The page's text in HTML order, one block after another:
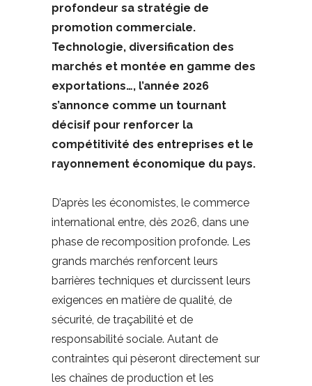
profondeur sa stratégie de
promotion commerciale.
Technologie, diversification des
marchés et montée en gamme des
exportations…, l’année 2026
s’annonce comme un tournant
décisif pour renforcer la
compétitivité des entreprises et le
rayonnement économique du pays.
D’après les économistes, le commerce
international entre, dès 2026, dans une
phase de recomposition profonde. Les
grands marchés renforcent leurs
barrières techniques et durcissent leurs
exigences en matière de qualité, de
sécurité, de traçabilité et de
responsabilité sociale. Autant de
contraintes qui pèseront directement sur
les chaînes de production et les